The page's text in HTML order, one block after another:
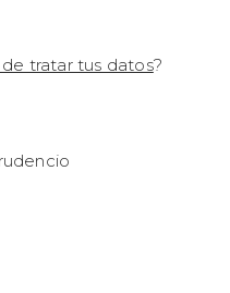
tratar tus datos?